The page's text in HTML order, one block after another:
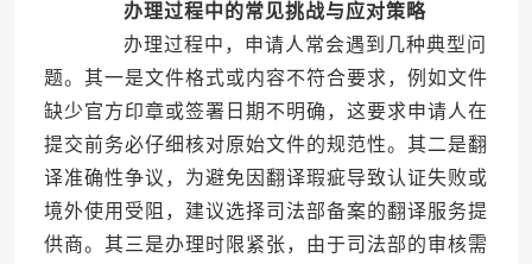
办理过程中的常见挑战与应对策略
办理过程中，申请人常会遇到几种典型问
题。其一是文件格式或内容不符合要求，例如文件
缺少官方印章或签署日期不明确，这要求申请人在
提交前务必仔细核对原始文件的规范性。其二是翻
译准确性争议，为避免因翻译瑕疵导致认证失败或
境外使用受阻，建议选择司法部备案的翻译服务提
供商。其三是办理时限紧张，由于司法部的审核需